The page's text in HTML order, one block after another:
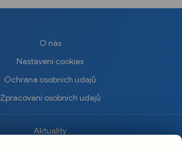
O nás
Nastavení cookies
Ochrana osobních údajů
Zpracování osobních údajů
Aktuality